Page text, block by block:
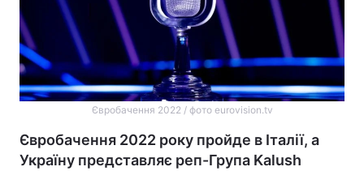
Євробачення 2022 / фото eurovision.tv
Євробачення 2022 року пройде в Італії, а
Україну представляє реп-Група Kalush